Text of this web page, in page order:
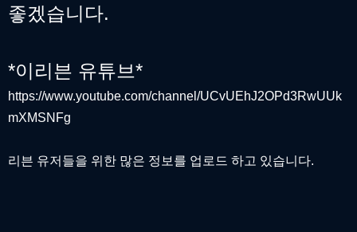
좋겠습니다.
*이리븐 유튜브*
https://www.youtube.com/channel/UCvUEhJ2OPd3RwUUk
mXMSNFg
리븐 유저들을 위한 많은 정보를 업로드 하고 있습니다.